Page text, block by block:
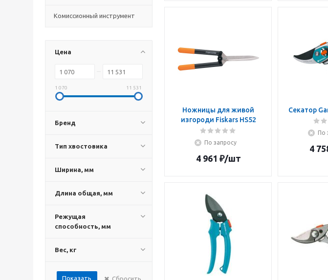
Комиссионный инструмент
Цена
1 070 11 531
Бренд
Тип хвостовика
Ширина, мм
Длина общая, мм
Режущая
способность, мм
Вес, кг
Показать Сбросить
Ножницы для живой
изгороди Fiskars HS52
По запросу
4 961 ₽/шт
Секатор
По
4